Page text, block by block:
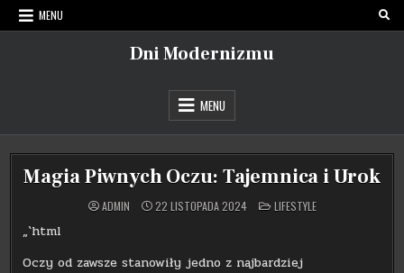
Skip
to
MENU
Dni Modernizmu
MENU
Magia Piwnych Oczu: Tajemnica i Urok
ADMIN 22 LISTOPADA 2024 POSTED
IN
LIFESTYLE
„`html
Oczy od zawsze stanowiły jedno z najbardziej